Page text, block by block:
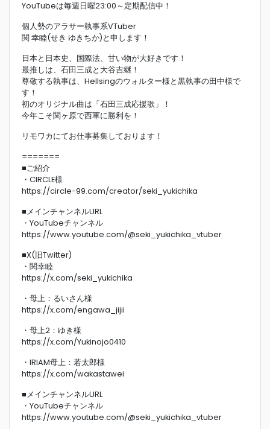
YouTubeは毎週日曜23:00～定期配信中！
個人勢のアラサー執事系VTuber
関 幸睦(せき ゆきちか)と申します！
日本と日本史、国際法、甘い物が大好きです！
最推しは、石田三成と大谷吉継！
尊敬する執事は、Hellsingのウォルター様と黒執事の田中様で
す！
初のオリジナル曲は「石田三成応援歌」！
今年こそ関ヶ原で西軍に勝利を！
リモワカにてお仕事募集しております！
=======
■ご紹介
・CIRCLE様
https://circle-99.com/creator/seki_yukichika
■メインチャンネルURL
・YouTubeチャンネル
https://www.youtube.com/@seki_yukichika_vtuber
■X(旧Twitter)
・関幸睦
https://x.com/seki_yukichika
・母上：るいさん様
https://x.com/engawa_jijii
・母上2：ゆき様
https://x.com/Yukinojo0410
・IRIAM母上：若太郎様
https://x.com/wakastawei
■メインチャンネルURL
・YouTubeチャンネル
https://www.youtube.com/@seki_yukichika_vtuber